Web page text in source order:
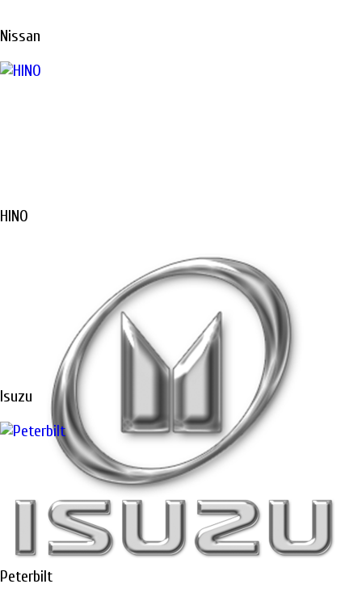
Nissan
HINO
Isuzu
Peterbilt